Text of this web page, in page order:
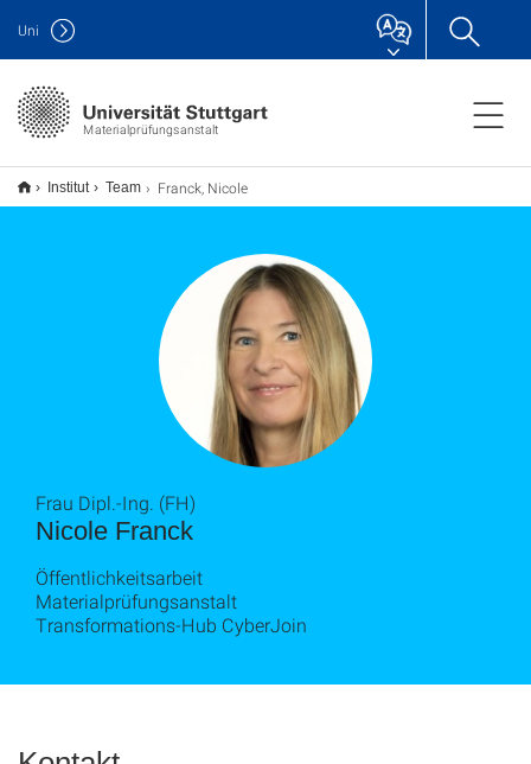
Materialprüfungsanstalt
Uni
Institut Team Franck, Nicole
Nicole Franck
Frau Dipl.-Ing. (FH)
Öffentlichkeitsarbeit
Materialprüfungsanstalt
Transformations-Hub CyberJoin